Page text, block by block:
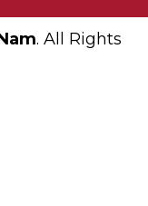
. All Rights